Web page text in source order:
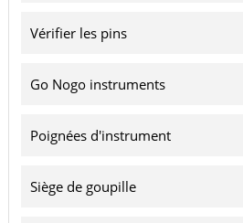
Vérifier les pins
Go Nogo instruments
Poignées d'instrument
Siège de goupille